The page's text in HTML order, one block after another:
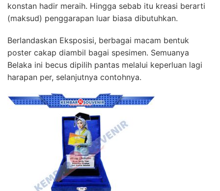
konstan hadir meraih. Hingga sebab itu kreasi berarti
(maksud) penggarapan luar biasa dibutuhkan.
Berlandaskan Eksposisi, berbagai macam bentuk
poster cakap diambil bagai spesimen. Semuanya
Belaka ini becus dipilih pantas melalui keperluan lagi
harapan per, selanjutnya contohnya.